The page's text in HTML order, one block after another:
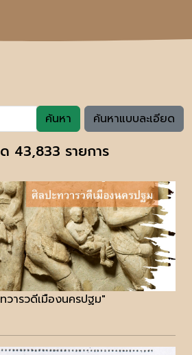
ค้นหา ค้นหาแบบละเอียด
43,833 รายการ
วารวดีเมืองนครปฐม"